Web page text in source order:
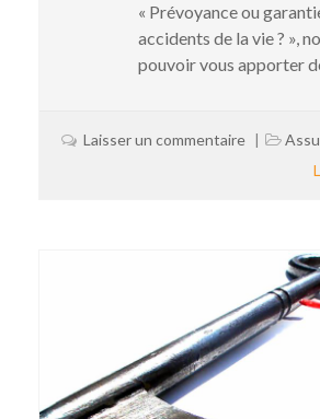
« Prévoyance ou
accidents de la vie ? »,
pouvoir vous apporter
Laisser un commentaire